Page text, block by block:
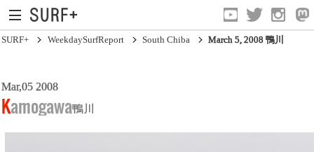
South Ibaraki
SURF+ WeekdaySurfReport South Chiba March 5, 2008 鴨川
Mar,05 2008
Kamogawa鴨川